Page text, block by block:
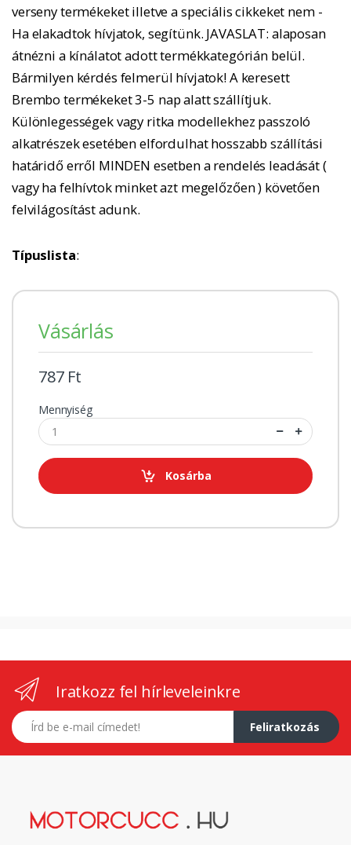
verseny termékeket illetve a speciális cikkeket nem -
Ha elakadtok hívjatok, segítünk. JAVASLAT: alaposan
átnézni a kínálatot adott termékkategórián belül.
Bármilyen kérdés felmerül hívjatok! A keresett
Brembo termékeket 3-5 nap alatt szállítjuk.
Különlegességek vagy ritka modellekhez passzoló
alkatrészek esetében elfordulhat hosszabb szállítási
határidő erről MINDEN esetben a rendelés leadását (
vagy ha felhívtok minket azt megelőzően ) követően
felvilágosítást adunk.
Típuslista:
Vásárlás
787 Ft
Mennyiség
Kosárba
Iratkozz fel hírleveleinkre
E-mail címed
Feliratkozás